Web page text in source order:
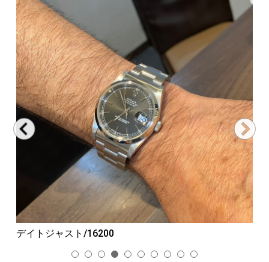
デイトジャスト/16200
1 2 3 4 5 6 7 8 9 10